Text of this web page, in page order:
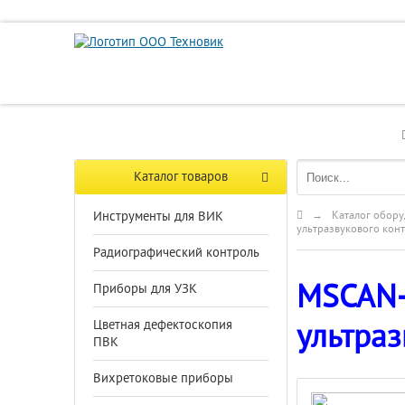
Каталог товаров
Инструменты для ВИК
Радиографический контроль
Приборы для УЗК
Цветная дефектоскопия
ПВК
Вихретоковые приборы
→
Каталог
ультразвукового